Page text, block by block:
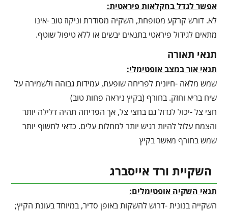
אפשר לגדל בחקלאות פיראטית:
לא. דורש קרקע מטופחת, השקיה מסודרת וניקוז טוב -אינו
מתאים לגידול פיראטי בתנאים יבשים או ללא טיפול שוטף.
תנאי תאורה
תנאי אור במצב אופטימלי:
שמש מלאה -חיונית לפריחה שופעת, עמידות גבוהה ולשמירה על
שיח בריא וחזק. בחורף (בקיץ ניראה פחות טוב)
חצי צל -יכול לגדול גם בחצי צל, אך הפריחה תהיה דלילה יותר
והצמח עלול להיות רגיש יותר למחלות עלים. כדאי לחשוף יותר
שמש בחורף מאשר בקיץ
השקיית ורד אייסברג
תנאי השקיה אופטימלים:
השקייה בנונית -דרוש להשקות באופן סדיר, במיוחד בעונת הקיץ;